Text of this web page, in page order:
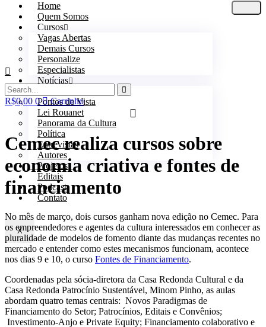
Home
Quem Somos
Cursos
Vagas Abertas
Demais Cursos
Personalize
Especialistas
Notícias
Todas as Notícias
Pontos de Vista
Lei Rouanet
Panorama da Cultura
Política
Entrevistas
Autores
Projetos
Editais
Podcast
Contato
X
R$0,00 0 Carrinho
Cemec realiza cursos sobre
economia criativa e fontes de
financiamento
No mês de março, dois cursos ganham nova edição no Cemec. Para
os empreendedores e agentes da cultura interessados em conhecer as
pluralidade de modelos de fomento diante das mudanças recentes no
mercado e entender como estes mecanismos funcionam, acontece
nos dias 9 e 10, o curso Fontes de Financiamento.
Coordenadas pela sócia-diretora da Casa Redonda Cultural e da
Casa Redonda Patrocínio Sustentável, Minom Pinho, as aulas
abordam quatro temas centrais: Novos Paradigmas de
Financiamento do Setor; Patrocínios, Editais e Convênios;
Investimento-Anjo e Private Equity; Financiamento colaborativo e